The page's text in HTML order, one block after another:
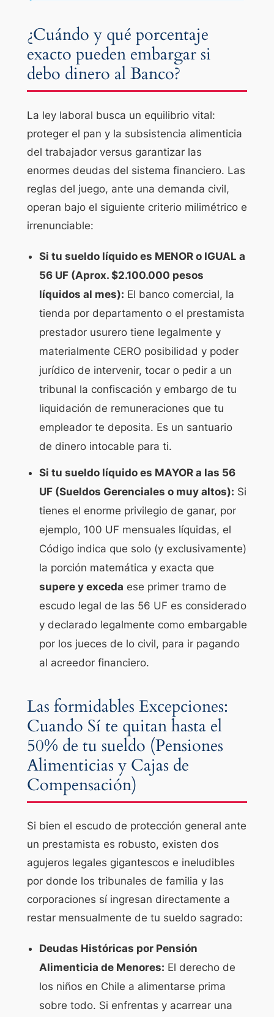
¿Cuándo y qué porcentaje
exacto pueden embargar si
debo dinero al Banco?
La ley laboral busca un equilibrio vital:
proteger el pan y la subsistencia alimenticia
del trabajador versus garantizar las
enormes deudas del sistema financiero. Las
reglas del juego, ante una demanda civil,
operan bajo el siguiente criterio milimétrico e
irrenunciable:
Si tu sueldo líquido es MENOR o IGUAL a
56 UF (Aprox. $2.100.000 pesos
líquidos al mes): El banco comercial, la
tienda por departamento o el prestamista
prestador usurero tiene legalmente y
materialmente CERO posibilidad y poder
jurídico de intervenir, tocar o pedir a un
tribunal la confiscación y embargo de tu
liquidación de remuneraciones que tu
empleador te deposita. Es un santuario
de dinero intocable para ti.
Si tu sueldo líquido es MAYOR a las 56
UF (Sueldos Gerenciales o muy altos): Si
tienes el enorme privilegio de ganar, por
ejemplo, 100 UF mensuales líquidas, el
Código indica que solo (y exclusivamente)
la porción matemática y exacta que
supere y exceda ese primer tramo de
escudo legal de las 56 UF es considerado
y declarado legalmente como embargable
por los jueces de lo civil, para ir pagando
al acreedor financiero.
Las formidables Excepciones:
Cuando Sí te quitan hasta el
50% de tu sueldo (Pensiones
Alimenticias y Cajas de
Compensación)
Si bien el escudo de protección general ante
un prestamista es robusto, existen dos
agujeros legales gigantescos e ineludibles
por donde los tribunales de familia y las
corporaciones sí ingresan directamente a
restar mensualmente de tu sueldo sagrado:
Deudas Históricas por Pensión
Alimenticia de Menores: El derecho de
los niños en Chile a alimentarse prima
sobre todo. Si enfrentas y acarrear una